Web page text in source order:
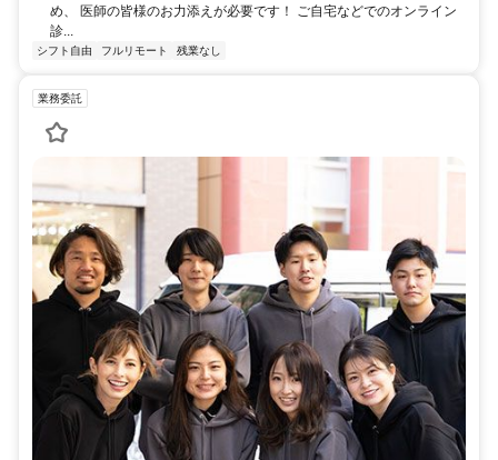
め、 医師の皆様のお力添えが必要です！ ご自宅などでのオンライン
診...
シフト自由 フルリモート 残業なし
業務委託